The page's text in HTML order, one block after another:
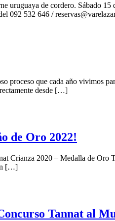
uruguaya de cordero. Sábado
092 532 646 /
proceso que cada año vivimos
desde […]
de Oro 2022!
Crianza 2020 – Medalla de
[…]
Tannat al